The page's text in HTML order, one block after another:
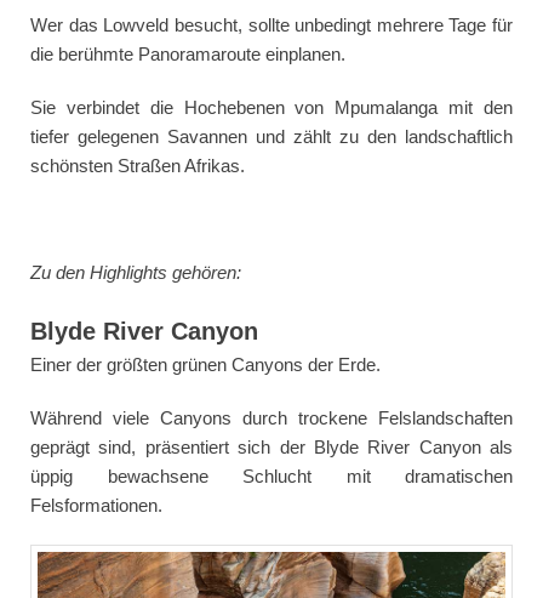
Wer das Lowveld besucht, sollte unbedingt mehrere Tage für
die berühmte Panoramaroute einplanen.
Sie verbindet die Hochebenen von Mpumalanga mit den
tiefer gelegenen Savannen und zählt zu den landschaftlich
schönsten Straßen Afrikas.
Zu den Highlights gehören:
Blyde River Canyon
Einer der größten grünen Canyons der Erde.
Während viele Canyons durch trockene Felslandschaften
geprägt sind, präsentiert sich der Blyde River Canyon als
üppig bewachsene Schlucht mit dramatischen
Felsformationen.